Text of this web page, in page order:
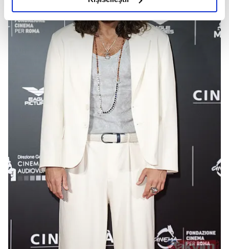
elimizden gelen çabayı gösterdiğimizi ve bu noktada,
reklamların maliyetlerimizi karşılamak noktasında tek gelir
kalemimiz olduğunu sizlere hatırlatmak isteriz.
Her halükârda, kullanıcılar, bu çerezlere izin vermedikleri
takdirde, kullanıcılara hedefli reklamlar
Sizlere daha iyi bir hizmet sunabilmek için İnternet
Sitemizde kendimize ve üçüncü kişilere ait çerezler
kullanılmaktadır. Bu çerezler vasıtasıyla çeşitli kişisel
verileriniz işlenmekte olup gerekli olan çerezler bilgi
toplumu hizmetlerinin sunulması amacıyla
kullanılmaktadır. Diğer çerezler, sitemizin daha işlevsel
kılınması ve kişiselleştirilmesi ve sizlere yönelik
reklam/pazarlama faaliyetlerinin yapılması, amaçlarıyla
sınırlı olarak açık rızanız dahilinde kullanılacaktır.
Çerezlere ilişkin tercihlerinizi aşağıda yer alan panel
vasıtasıyla belirleyebilirsiniz. Çerezlere ilişkin detaylı bilgi